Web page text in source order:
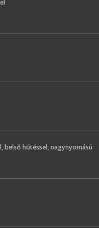
belső hűtéssel, nagynyomású